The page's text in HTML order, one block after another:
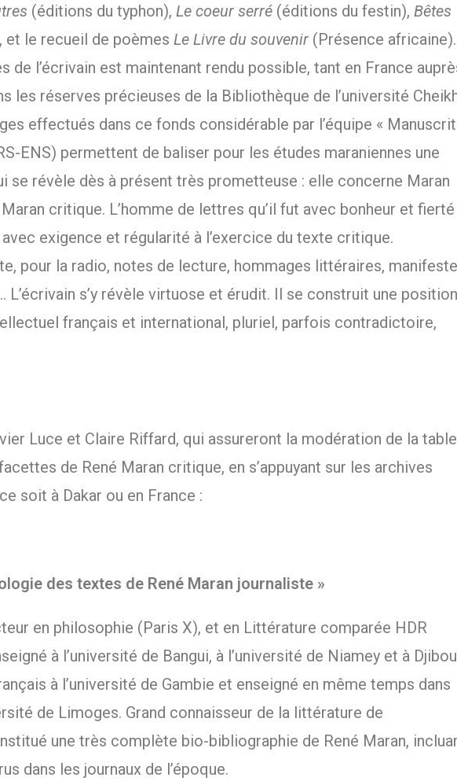
(éditions du typhon), Le coeur serré(éditions du festin), Bêtes
et le recueil de poèmes Le Livre du souvenir(Présence africaine).
de l’écrivain est maintenant rendu possible, tant en France
les réserves précieuses de la Bibliothèque de l’université
effectués dans ce fonds considérable par l’équipe «
ENS) permettent de baliser pour les études maraniennes une
se révèle dès à présent très prometteuse : elle concerne Maran
critique. L’homme de lettres qu’il fut avec bonheur et fierté
exigence et régularité à l’exercice du texte critique.
pour la radio, notes de lecture, hommages littéraires,
L’écrivain s’y révèle virtuose et érudit. Il se construit une position
français et international, pluriel, parfois contradictoire,
Luce et Claire Riffard, qui assureront la modération de la
de René Maran critique, en s’appuyant sur les archives
soit à Dakar ou en France :
des textes de René Maran journaliste »
en philosophie (Paris X), et en Littérature comparée HDR
à l’université de Bangui, à l’université de Niamey et à
à l’université de Gambie et enseigné en même temps dans
de Limoges. Grand connaisseur de la littérature de
une très complète bio-bibliographie de René Maran,
dans les journaux de l’époque.